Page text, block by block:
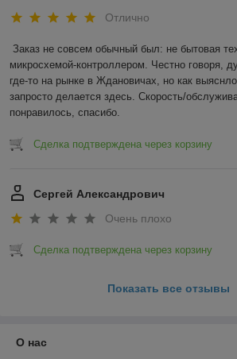
Отлично
Заказ не совсем обычный был: не бытовая
микросхемой-контроллером. Честно говоря,
где-то на рынке в Ждановичах, но как
запросто делается здесь. Скорость/
понравилось, спасибо.
Сделка подтверждена через корзину
Сергей Александрович
Очень плохо
Сделка подтверждена через корзину
Показать все отзывы
О нас